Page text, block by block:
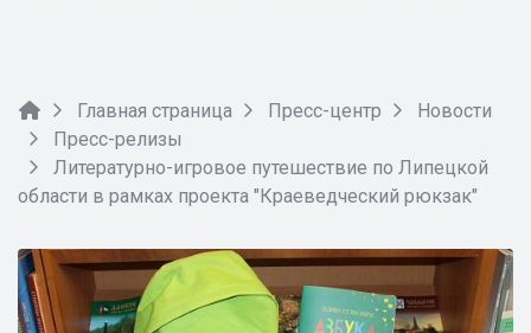
Главная страница Пресс-центр
Новости
Пресс-релизы
Литературно-игровое путешествие по Липецкой
области в рамках проекта "Краеведческий рюкзак"